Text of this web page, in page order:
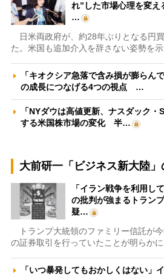
れ”した市場心理を変え
…
日米両政府が、約28年ぶりとなる円
た。米国も追加介入を辞さない姿勢を
「キオクシア急落で含み損が膨らん
の成長につなげる4つの視点 …
「NYダウは高値更新、ナスダック
する米国株市場の変化 半…
大前研一「ビジネス新大陸」
「イラン戦争を利用し
の批判が強まるトラン
疑…
トランプ大統領のファミリー信託が
の証券取引を行っていたことが明らか
「いつ暴発してもおかしくはない」